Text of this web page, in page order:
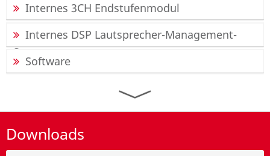
Internes 3CH Endstufenmodul
Internes DSP Lautsprecher-Management-
System
Software
Downloads